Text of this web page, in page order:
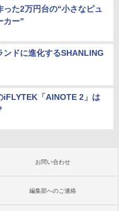
った2万円台の“小さなピュ
カー”
ンドに進化するSHANLING
iFLYTEK「AINOTE 2」は
お問い合わせ
編集部へのご連絡